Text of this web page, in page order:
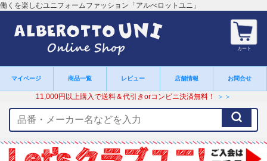
働くを楽しむユニフォームファッション「アルべロットユニ」
カート
マイページ 商品一覧 レビュー 店舗情報 お問合せ
11,000円以上購入で送料＆代引きorコンビニ決済無料！ ＞＞
ー
ワ